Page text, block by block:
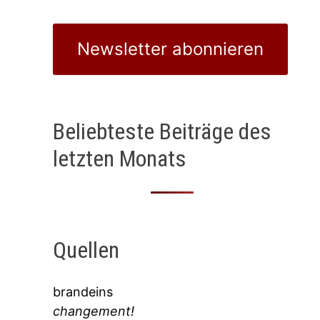
Newsletter abonnieren
Beliebteste Beiträge des
letzten Monats
Quellen
brandeins
changement!